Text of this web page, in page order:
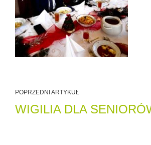
POPRZEDNI ARTYKUŁ
WIGILIA DLA